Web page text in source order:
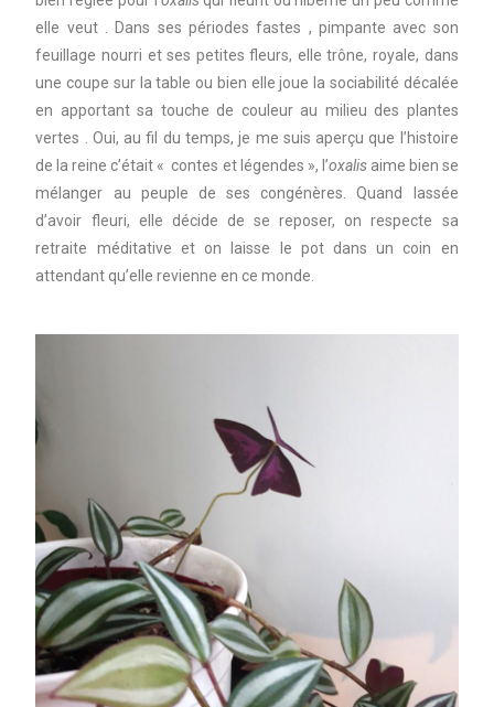
elle veut . Dans ses périodes fastes , pimpante avec son
feuillage nourri et ses petites fleurs, elle trône, royale, dans
une coupe sur la table ou bien elle joue la sociabilité décalée
en apportant sa touche de couleur au milieu des plantes
vertes . Oui, au fil du temps, je me suis aperçu que l’histoire
de la reine c’était « contes et légendes », l’oxalisaime bien se
mélanger au peuple de ses congénères. Quand lassée
d’avoir fleuri, elle décide de se reposer, on respecte sa
retraite méditative et on laisse le pot dans un coin en
attendant qu’elle revienne en ce monde.